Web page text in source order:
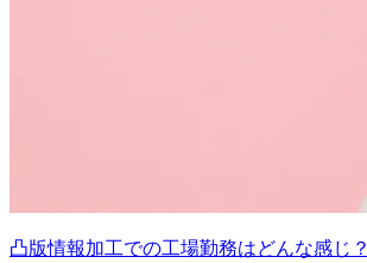
凸版情報加工での工場勤務はどんな感じ？